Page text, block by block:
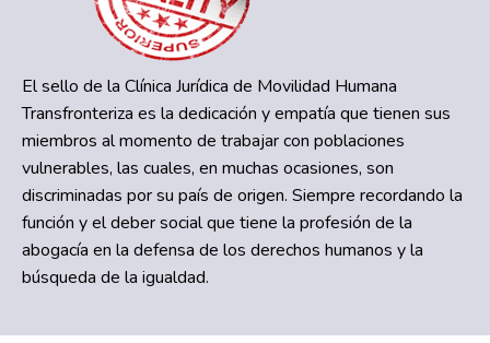
El sello de la Clínica Jurídica de Movilidad Humana
Transfronteriza es la dedicación y empatía que tienen sus
miembros al momento de trabajar con poblaciones
vulnerables, las cuales, en muchas ocasiones, son
discriminadas por su país de origen. Siempre recordando la
función y el deber social que tiene la profesión de la
abogacía en la defensa de los derechos humanos y la
búsqueda de la igualdad.